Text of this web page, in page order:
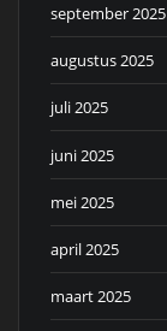
september 2025
augustus 2025
juli 2025
juni 2025
mei 2025
april 2025
maart 2025